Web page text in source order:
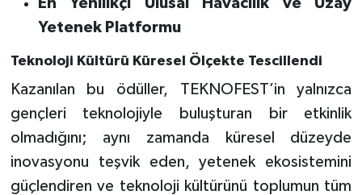
En Yenilikçi Ulusal Havacılık ve Uzay
Yetenek Platformu
Teknoloji Kültürü Küresel Ölçekte Tescillendi
Kazanılan bu ödüller, TEKNOFEST’in yalnızca
gençleri teknolojiyle buluşturan bir etkinlik
olmadığını; aynı zamanda küresel düzeyde
inovasyonu teşvik eden, yetenek ekosistemini
güçlendiren ve teknoloji kültürünü toplumun tüm